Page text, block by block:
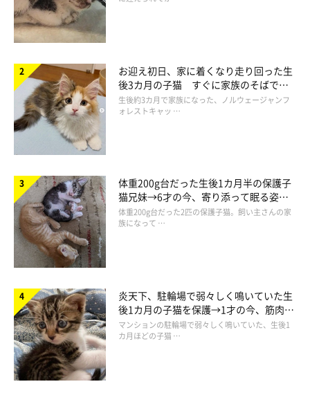
@nicodiary0716
予想どおり、ダンボール箱がにこちゃんのほうにひっくり返るか
たちで向かってきて、にこちゃんはビックリ！
お迎え初日、家に着くなり走り回った生
後3カ月の子猫 すぐに家族のそばで落
ち着く姿に「迎えてよかった」
生後約3カ月で家族になった、ノルウェージャンフ
ォレストキャッ …
体重200g台だった生後1カ月半の保護子
猫兄妹→6才の今、寄り添って眠る姿に
ほっこり！
体重200g台だった2匹の保護子猫。飼い主さんの家
族になって …
炎天下、駐輪場で弱々しく鳴いていた生
後1カ月の子猫を保護→1才の今、筋肉質
でツンデレなコに成長
マンションの駐輪場で弱々しく鳴いていた、生後1
カ月ほどの子猫 …